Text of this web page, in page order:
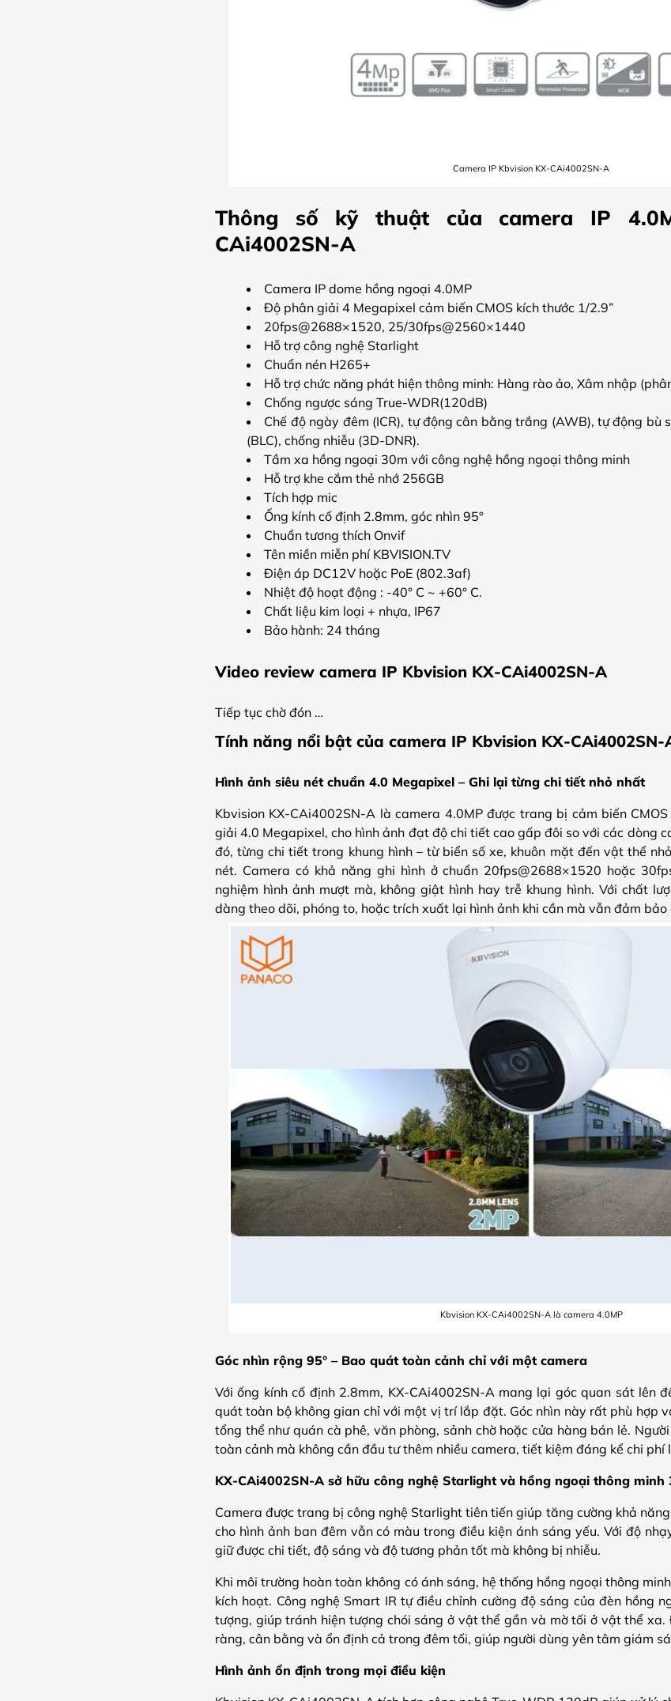
Camera IP Kbvision KX-CAi4002SN-A
Thông số kỹ thuật của camera IP
CAi4002SN-A
Camera IP dome hồng ngoại 4.0MP
Độ phân giải 4 Megapixel cảm biến CMOS kích thước 1/2.9”
20fps@2688×1520, 25/30fps@2560×1440
Hỗ trợ công nghệ Starlight
Chuẩn nén H265+
Hỗ trợ chức năng phát hiện thông minh: Hàng rào ảo, Xâm nhập
Chống ngược sáng True-WDR(120dB)
Chế độ ngày đêm (ICR), tự động cân bằng trắng (AWB), tự động bù
(BLC), chống nhiễu (3D-DNR).
Tầm xa hồng ngoại 30m với công nghệ hồng ngoại thông minh
Hỗ trợ khe cắm thẻ nhớ 256GB
Tích hợp mic
Ống kính cố định 2.8mm, góc nhìn 95°
Chuẩn tương thích Onvif
Tên miền miễn phí KBVISION.TV
Điện áp DC12V hoặc PoE (802.3af)
Nhiệt độ hoạt động : -40° C ~ +60° C.
Chất liệu kim loại + nhựa, IP67
Bảo hành: 24 tháng
Video review camera IP Kbvision KX-CAi4002SN-A
Tiếp tục chờ đón …
Tính năng nổi bật của camera IP Kbvision KX-CAi4002SN-
Hình ảnh siêu nét chuẩn 4.0 Megapixel – Ghi lại từng chi tiết nhỏ nhất
Kbvision KX-CAi4002SN-A là camera 4.0MP được trang bị cảm biến
giải 4.0 Megapixel, cho hình ảnh đạt độ chi tiết cao gấp đôi so với các dòng
đó, từng chi tiết trong khung hình – từ biển số xe, khuôn mặt đến vật thể
nét. Camera có khả năng ghi hình ở chuẩn 20fps@2688×1520 hoặc
nghiệm hình ảnh mượt mà, không giật hình hay trễ khung hình. Với chất
dàng theo dõi, phóng to, hoặc trích xuất lại hình ảnh khi cần mà vẫn đảm bảo
Kbvision KX-CAi4002SN-A là camera 4.0MP
Góc nhìn rộng 95° – Bao quát toàn cảnh chỉ với một camera
Với ống kính cố định 2.8mm, KX-CAi4002SN-A mang lại góc quan sát lên
quát toàn bộ không gian chỉ với một vị trí lắp đặt. Góc nhìn này rất phù hợp
tổng thể như quán cà phê, văn phòng, sảnh chờ hoặc cửa hàng bán lẻ.
toàn cảnh mà không cần đầu tư thêm nhiều camera, tiết kiệm đáng kể chi
KX-CAi4002SN-A sở hữu công nghệ Starlight và hồng ngoại thông minh
Camera được trang bị công nghệ Starlight tiên tiến giúp tăng cường khả
cho hình ảnh ban đêm vẫn có màu trong điều kiện ánh sáng yếu. Với độ
giữ được chi tiết, độ sáng và độ tương phản tốt mà không bị nhiễu.
Khi môi trường hoàn toàn không có ánh sáng, hệ thống hồng ngoại thông
kích hoạt. Công nghệ Smart IR tự điều chỉnh cường độ sáng của đèn hồng
tượng, giúp tránh hiện tượng chói sáng ở vật thể gần và mờ tối ở vật thể
ràng, cân bằng và ổn định cả trong đêm tối, giúp người dùng yên tâm giám
Hình ảnh ổn định trong mọi điều kiện